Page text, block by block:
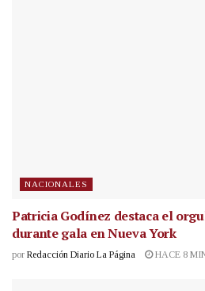
NACIONALES
Patricia Godínez destaca el
durante gala en Nueva York
por Redacción Diario La Página HACE 8